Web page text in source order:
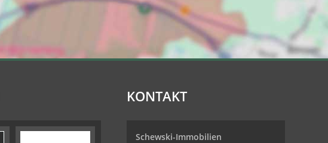
KONTAKT
Schewski-Immobilien